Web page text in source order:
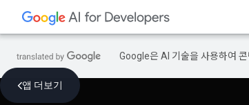
Google은 AI 기술을 사용하여
앱 더보기